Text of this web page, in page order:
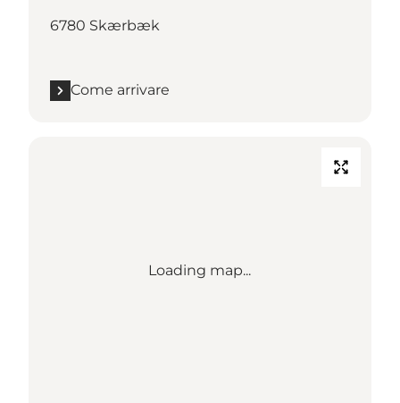
6780 Skærbæk
Come arrivare
Loading map...